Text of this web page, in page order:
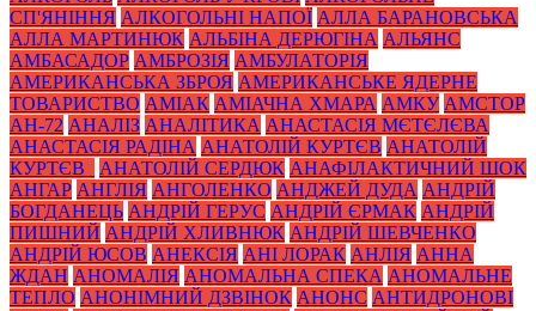
СП'ЯНІННЯ АЛКОГОЛЬНІ НАПОЇ АЛЛА БАРАНОВСЬКА
АЛЛА МАРТИНЮК АЛЬБІНА ДЕРЮГІНА АЛЬЯНС
АМБАСАДОР АМБРОЗІЯ АМБУЛАТОРІЯ
АМЕРИКАНСЬКА ЗБРОЯ АМЕРИКАНСЬКЕ ЯДЕРНЕ
ТОВАРИСТВО АМІАК АМІАЧНА ХМАРА АМКУ АМСТОР
АН-72 АНАЛІЗ АНАЛІТИКА АНАСТАСІЯ МЄТЄЛЄВА
АНАСТАСІЯ РАДІНА АНАТОЛІЙ КУРТЄВ АНАТОЛІЙ
КУРТЄВ_
АНАТОЛІЙ СЕРДЮК АНАФІЛАКТИЧНИЙ ШОК
АНГАР АНГЛІЯ АНГОЛЕНКО АНДЖЕЙ ДУДА АНДРІЙ
БОГДАНЕЦЬ АНДРІЙ ГЕРУС АНДРІЙ ЄРМАК АНДРІЙ
ПИШНИЙ АНДРІЙ ХЛИВНЮК АНДРІЙ ШЕВЧЕНКО
АНДРІЙ ЮСОВ АНЕКСІЯ АНІ ЛОРАК АНЛІЯ АННА
ЖДАН АНОМАЛІЯ АНОМАЛЬНА СПЕКА АНОМАЛЬНЕ
ТЕПЛО АНОНІМНИЙ ДЗВІНОК АНОНС АНТИДРОНОВІ